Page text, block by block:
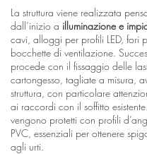
La struttura viene realizzata
dall’inizio a illuminazione e
cavi, alloggi per profili LED, fori
bocchette di ventilazione.
procede con il fissaggio delle
cartongesso, tagliate a misura,
struttura, con particolare
ai raccordi con il soffitto
vengono protetti con profili
PVC, essenziali per ottenere
agli urti.